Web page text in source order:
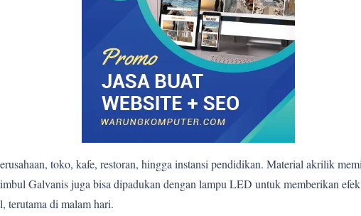
toko, kafe, restoran, hingga instansi pendidikan. Material akrilik
Galvanis juga bisa dipadukan dengan lampu LED untuk memberikan
terutama di malam hari.